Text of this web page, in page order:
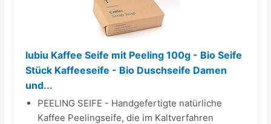
lubiu Kaffee Seife mit Peeling 100g - Bio Seife
Stück Kaffeeseife - Bio Duschseife Damen
und...
PEELING SEIFE - Handgefertigte natürliche
Kaffee Peelingseife, die im Kaltverfahren